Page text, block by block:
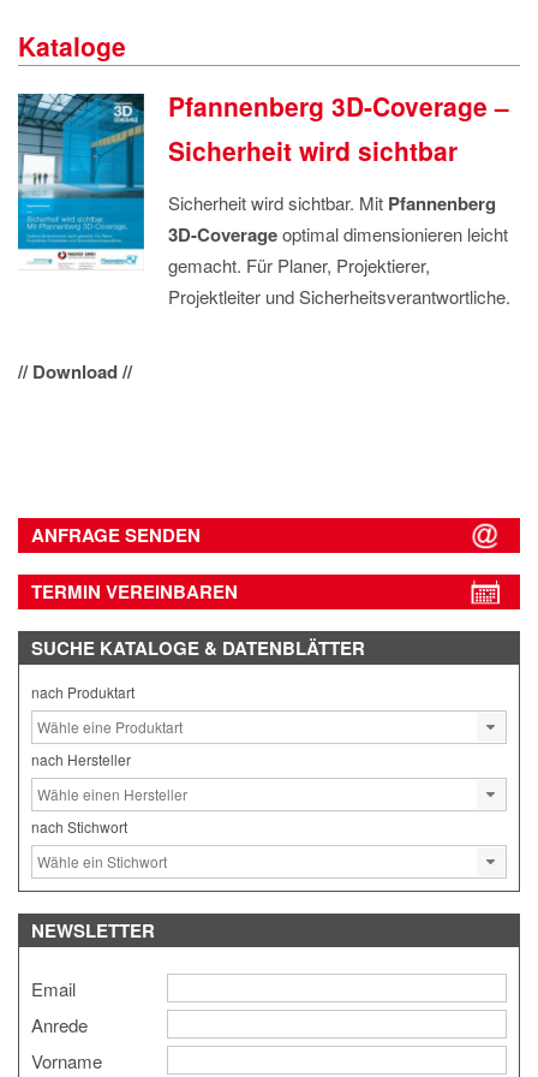
DATENSCHUTZ
Kataloge
Pfannenberg 3D-Coverage –
Sicherheit wird sichtbar
Sicherheit wird sichtbar. Mit Pfannenberg
3D-Coverageoptimal dimensionieren leicht
gemacht. Für Planer, Projektierer,
Projektleiter und Sicherheitsverantwortliche.
// Download //
ANFRAGE SENDEN
TERMIN VEREINBAREN
SUCHE KATALOGE & DATENBLÄTTER
nach Produktart
nach Hersteller
nach Stichwort
NEWSLETTER
Email
Anrede
Vorname